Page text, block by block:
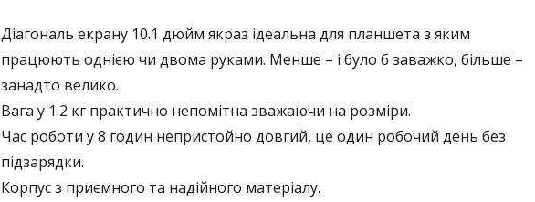
Діагональ екрану 10.1 дюйм якраз ідеальна для планшета з яким
працюють однією чи двома руками. Менше – і було б заважко, більше –
занадто велико.
Вага у 1.2 кг практично непомітна зважаючи на розміри.
Час роботи у 8 годин непристойно довгий, це один робочий день без
підзарядки.
Корпус з приємного та надійного матеріалу.